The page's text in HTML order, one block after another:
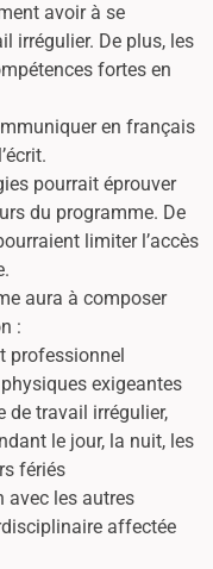
avoir à se
irrégulier. De plus, les
fortes en
en français
pourrait éprouver
du programme. De
limiter l’accès
aura à composer
:
professionnel
exigeantes
de travail irrégulier,
le jour, la nuit, les
fériés
avec les autres
affectée